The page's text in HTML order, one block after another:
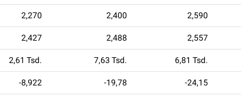
2,270 2,400 2,590
2,427 2,488 2,557
2,61 Tsd. 7,63 Tsd. 6,81 Tsd.
-8,922 -19,78 -24,15